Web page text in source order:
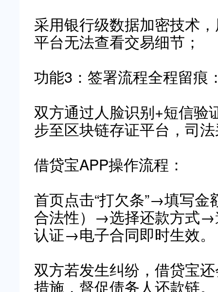
采用银行级数据加密技术
平台无法查看交易细节；
功能3：签署流程全程留痕
双方通过人脸识别+短信验
步至区块链存证平台，司
借贷宝APP操作流程：
首页点击“打欠条”→填写
合法性）→选择还款方式
认证→电子合同即时生效。
双方若发生纠纷，借贷宝
措施，督促债务人还款链。